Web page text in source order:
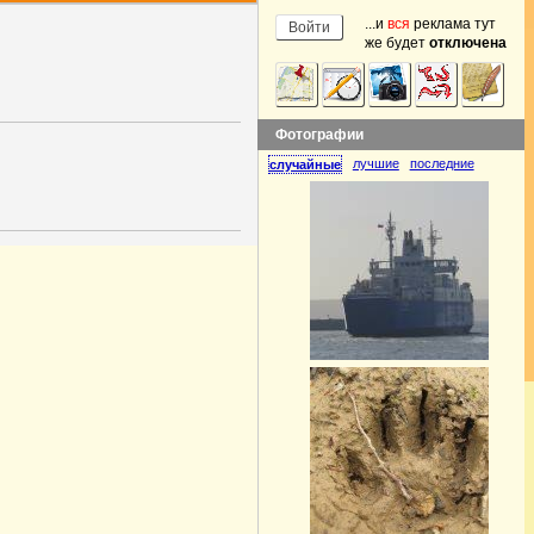
...и вся реклама тут
же будет отключена
Фотографии
случайные лучшие последние